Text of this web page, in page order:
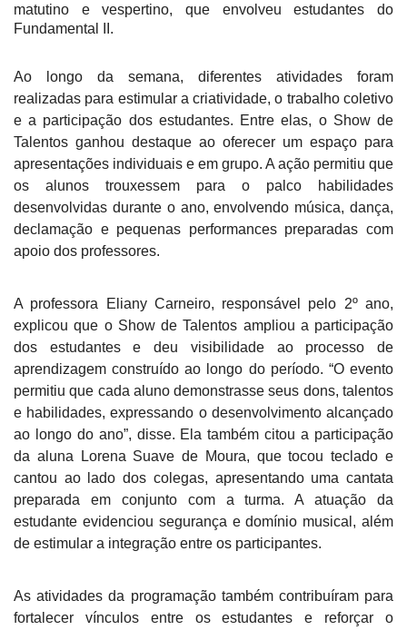
matutino e vespertino, que envolveu estudantes do
Fundamental II.
Ao longo da semana, diferentes atividades foram
realizadas para estimular a criatividade, o trabalho coletivo
e a participação dos estudantes. Entre elas, o Show de
Talentos ganhou destaque ao oferecer um espaço para
apresentações individuais e em grupo. A ação permitiu que
os alunos trouxessem para o palco habilidades
desenvolvidas durante o ano, envolvendo música, dança,
declamação e pequenas performances preparadas com
apoio dos professores.
A professora Eliany Carneiro, responsável pelo 2º ano,
explicou que o Show de Talentos ampliou a participação
dos estudantes e deu visibilidade ao processo de
aprendizagem construído ao longo do período. “O evento
permitiu que cada aluno demonstrasse seus dons, talentos
e habilidades, expressando o desenvolvimento alcançado
ao longo do ano”, disse. Ela também citou a participação
da aluna Lorena Suave de Moura, que tocou teclado e
cantou ao lado dos colegas, apresentando uma cantata
preparada em conjunto com a turma. A atuação da
estudante evidenciou segurança e domínio musical, além
de estimular a integração entre os participantes.
As atividades da programação também contribuíram para
fortalecer vínculos entre os estudantes e reforçar o